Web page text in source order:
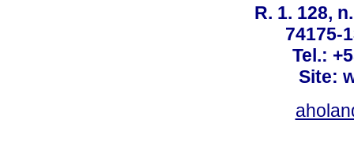
R. 1. 128,
74175-
Tel.:
Site: